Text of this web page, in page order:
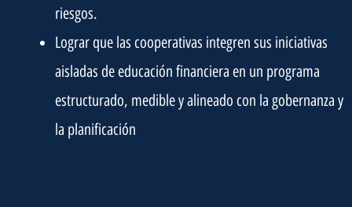
riesgos.
Lograr que las cooperativas integren sus iniciativas
aisladas de educación financiera en un programa
estructurado, medible y alineado con la gobernanza y
la planificación